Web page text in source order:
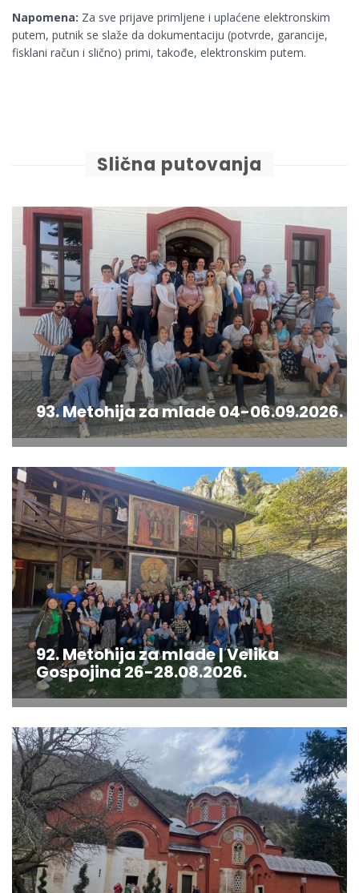
Napomena: Za sve prijave primljene i uplaćene elektronskim
putem, putnik se slaže da dokumentaciju (potvrde, garancije,
fisklani račun i slično) primi, takođe, elektronskim putem.
Slična putovanja
93. Metohija za mlade 04-06.09.2026.
92. Metohija za mlade | Velika
Gospojina 26-28.08.2026.